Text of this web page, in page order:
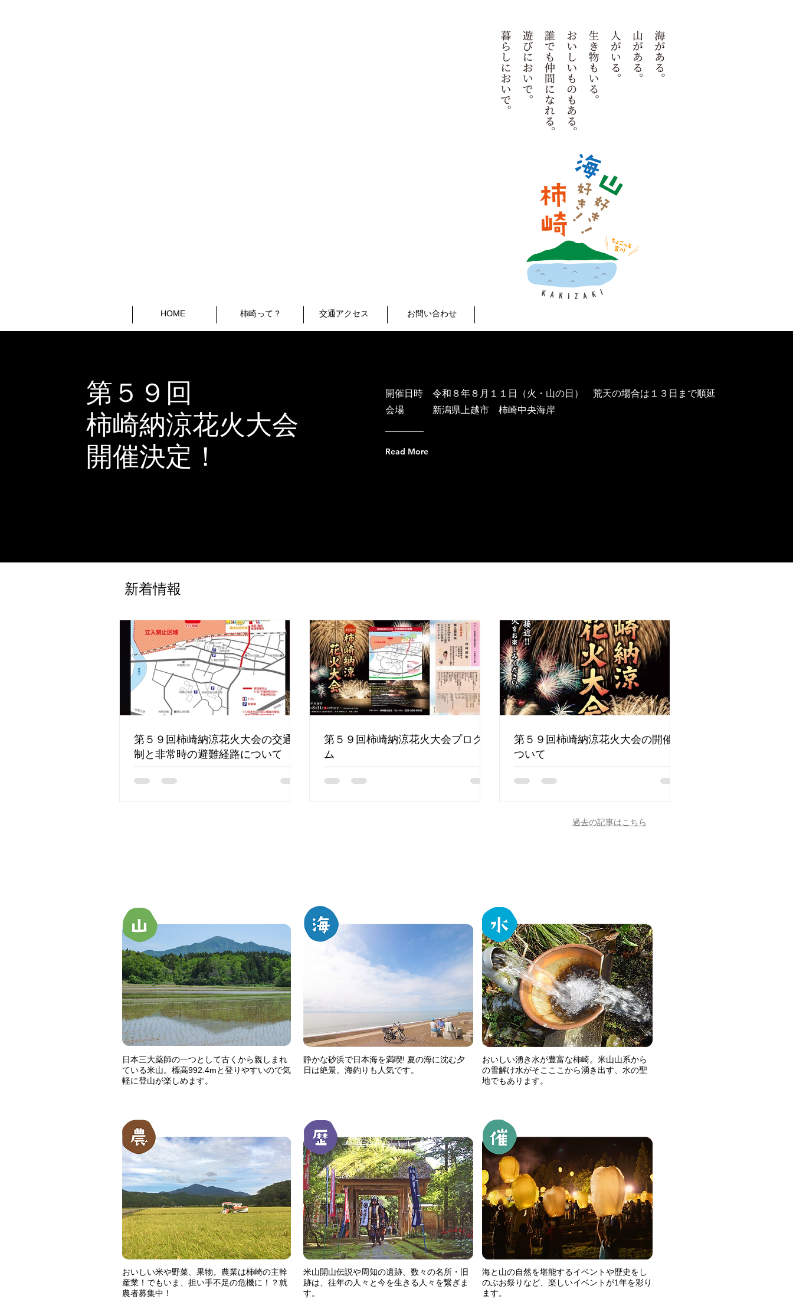
HOME 柿崎って？ 交通アクセス お問い合わせ
第５９回
​柿崎納涼花火大会
開催決定！
開催日時 令和８年８月１１日（火・山の日） 荒天の場合は１３日まで順延
​会場 新潟県上越市 柿崎中央海岸
Read More
新着情報
第５９回柿崎納涼花火大会の交通規
制と非常時の避難経路について
第５９回柿崎納涼花火大会プログラ
ム
第５９回柿崎納涼花火大会の開催に
ついて
過去の記事はこちら
日本三大薬師の一つとして古くから親しまれ
ている米山。標高992.4mと登りやすいので気
軽に登山が楽しめます。
静かな砂浜で日本海を満喫! 夏の海に沈む夕
日は絶景。海釣りも人気です。
おいしい湧き水が豊富な柿崎。米山山系から
の雪解け水がそこここから湧き出す、水の聖
地でもあります。
海と山の自然を堪能するイベントや歴史をし
のぶお祭りなど、楽しいイベントが1年を彩り
ます。
米山開山伝説や周知の遺跡、数々の名所・旧
跡は、往年の人々と今を生きる人々を繋ぎま
す。
おいしい米や野菜、果物。農業は柿崎の主幹
産業！でもいま、担い手不足の危機に！？就
農者募集中！